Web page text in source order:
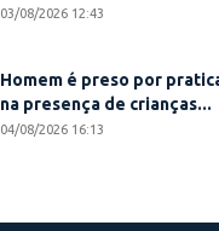
03/08/2026 12:43
Homem é preso por
na presença de crianças...
04/08/2026 16:13